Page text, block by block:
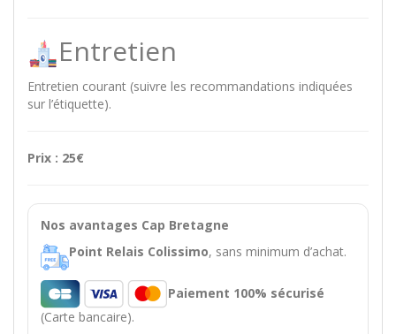
Entretien
Entretien courant (suivre les recommandations indiquées
sur l’étiquette).
Prix : 25€
Nos avantages Cap Bretagne
Point Relais Colissimo, sans minimum d’achat.
Paiement 100% sécurisé
(Carte bancaire).